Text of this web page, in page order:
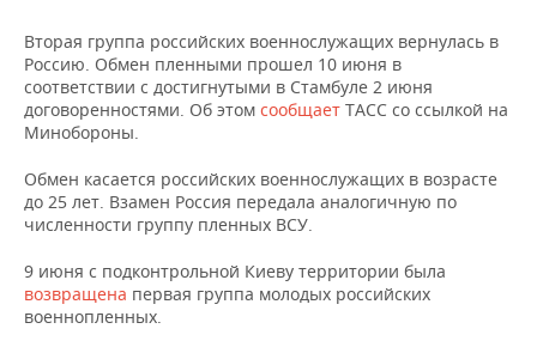
ОТКРЫТАЯ ЛЕКЦИЯ
БАСКЕТБОЛ
ВОЛЕЙБОЛ
КИБЕРСПОРТ
ФИГУРНОЕ КАТАНИЕ
ВОДНЫЕ ВИДЫ СПОРТА
ИНФРАСТРУКТУРА
ИСТОРИЯ
КУЛЬТУРА
МЕДИЦИНА
ОБРАЗОВАНИЕ
СПРАВОЧНИК
СПИСОК ПЕРСОН
СПИСОК КОМПАНИЙ
ПОЛНАЯ ВЕРСИЯ
Вторая группа российских военнослужащих вернулась в
Россию. Обмен пленными прошел 10 июня в
соответствии с достигнутыми в Стамбуле 2 июня
договоренностями. Об этом сообщает ТАСС со ссылкой на
Минобороны.
Обмен касается российских военнослужащих в возрасте
до 25 лет. Взамен Россия передала аналогичную по
численности группу пленных ВСУ.
9 июня с подконтрольной Киеву территории была
возвращена первая группа молодых российских
военнопленных.